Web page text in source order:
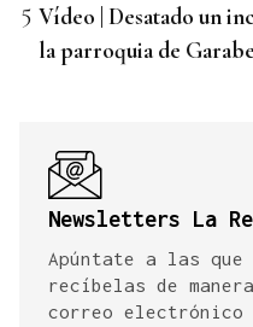
Vídeo | Desatado un
la parroquia de
Newsletters La
Apúntate a las
recíbelas de
correo electrónico